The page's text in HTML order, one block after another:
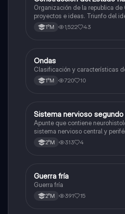
Organización de la republica de
proyectos e ideas. Triunfo del
conservador. Constitución de
1°M 1,522 43
Física
Ondas
Clasificación y características
1°M 720 10
Biología
Sistema nervioso
Apunte que contiene
sistema nervioso central y
endocrino
2°M 313 4
Historia
Guerra fría
Guerra fría
2°M 391 15